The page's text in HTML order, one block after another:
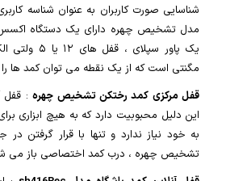
شناسایی صورت کاربران به عنوان شناسه
مدل تشخیص چهره دارای یک دستگاه
یک پاور
مگنتی است که از یک نقطه می توان کمد ها را
قفل مرکزی کمد رختکن تشخیص چهره: قفل
این دلیل محبوبیت دارد که به هیچ ابزاری
به خود نیاز ندارد و تنها با قرار گرفتن
تشخیص چهره ، درب کمد اختصاصی باز می